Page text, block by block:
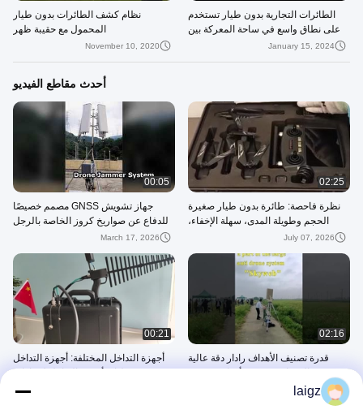
الطائرات التجارية بدون طيار تستخدم
على نطاق واسع في ساحة المعركة بين
January 15, 2024
نظام كشف الطائرات بدون طيار
المحمول مع حقيبة ظهر
November 10, 2020
أحدث مقاطع الفيديو
02:25
نظرة فاحصة: طائرة بدون طيار صغيرة
الحجم وطويلة المدى، سهلة الإخفاء،
July 07, 2026
00:05
جهاز تشويش GNSS مصمم خصيصًا
للدفاع عن صواريخ كروز الخاصة بالرجل
March 17, 2026
02:16
قدرة تصنيف الأهداف رادار دقة عالية
May 20, 2025
00:21
أجهزة التداخل المختلفة: أجهزة التداخل
بدون طيار، أجهزة التداخل لإشارات
laigz